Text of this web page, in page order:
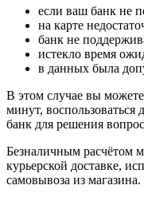
если ваш банк не
на карте
банк не
истекло время
в данных была
В этом случае вы
минут, воспользоваться
банк для решения
Безналичным расчётом
курьерской доставке,
самовывоза из магазина.